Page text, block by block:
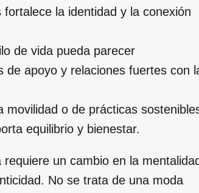
la identidad y la conexión
de vida pueda parecer
de apoyo y relaciones fuertes con
movilidad o de prácticas
equilibrio y bienestar.
un cambio en la
No se trata de una moda